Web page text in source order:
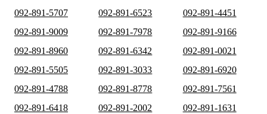
092-891-5707
092-891-6523
092-891-4451
092-891-9009
092-891-7978
092-891-9166
092-891-8960
092-891-6342
092-891-0021
092-891-5505
092-891-3033
092-891-6920
092-891-4788
092-891-8778
092-891-7561
092-891-6418
092-891-2002
092-891-1631